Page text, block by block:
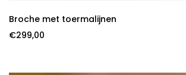
Broche met toermalijnen
€299,00